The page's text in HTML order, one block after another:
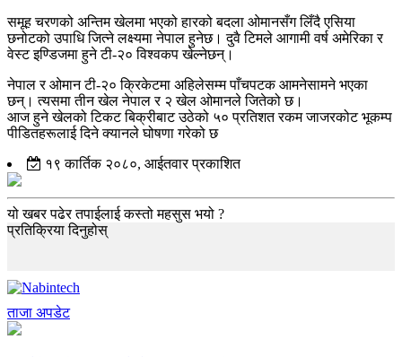
समूह चरणको अन्तिम खेलमा भएको हारको बदला ओमानसँग लिँदै एसिया
छनोटको उपाधि जित्ने लक्ष्यमा नेपाल हुनेछ। दुवै टिमले आगामी वर्ष अमेरिका र
वेस्ट इण्डिजमा हुने टी-२० विश्वकप खेल्नेछन्।
नेपाल र ओमान टी-२० क्रिकेटमा अहिलेसम्म पाँचपटक आमनेसामने भएका
छन्। त्यसमा तीन खेल नेपाल र २ खेल ओमानले जितेको छ।
आज हुने खेलको टिकट बिक्रीबाट उठेको ५० प्रतिशत रकम जाजरकोट भूकम्प
पीडितहरूलाई दिने क्यानले घोषणा गरेको छ
१९ कार्तिक २०८०, आईतवार प्रकाशित
यो खबर पढेर तपाईलाई कस्तो महसुस भयो ?
प्रतिक्रिया दिनुहोस्
ताजा अपडेट